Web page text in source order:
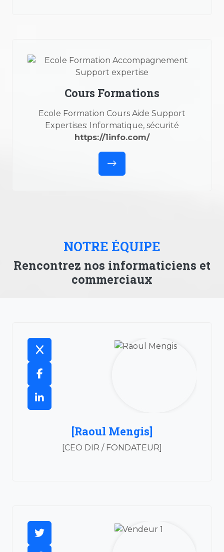
Cours Formations
Ecole Formation Cours Aide Support
Expertises: Informatique, sécurité
https://1info.com/
NOTRE ÉQUIPE
Rencontrez nos informaticiens et
commerciaux
[Raoul Mengis]
[CEO DIR / FONDATEUR]